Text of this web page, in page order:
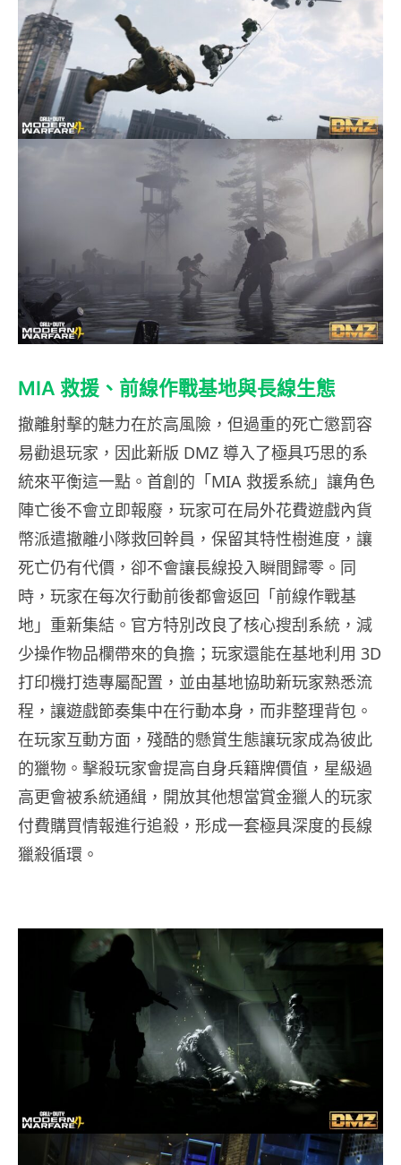
MIA 救援、前線作戰基地與長線生態
撤離射擊的魅力在於高風險，但過重的死亡懲罰容
易勸退玩家，因此新版 DMZ 導入了極具巧思的系
統來平衡這一點。首創的「MIA 救援系統」讓角色
陣亡後不會立即報廢，玩家可在局外花費遊戲內貨
幣派遣撤離小隊救回幹員，保留其特性樹進度，讓
死亡仍有代價，卻不會讓長線投入瞬間歸零。同
時，玩家在每次行動前後都會返回「前線作戰基
地」重新集結。官方特別改良了核心搜刮系統，減
少操作物品欄帶來的負擔；玩家還能在基地利用 3D
打印機打造專屬配置，並由基地協助新玩家熟悉流
程，讓遊戲節奏集中在行動本身，而非整理背包。
在玩家互動方面，殘酷的懸賞生態讓玩家成為彼此
的獵物。擊殺玩家會提高自身兵籍牌價值，星級過
高更會被系統通緝，開放其他想當賞金獵人的玩家
付費購買情報進行追殺，形成一套極具深度的長線
獵殺循環。